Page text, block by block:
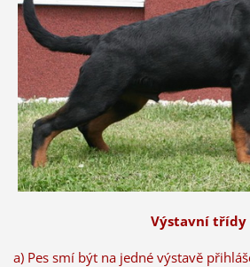
Výstavní třídy
a) Pes smí být na jedné výstavě